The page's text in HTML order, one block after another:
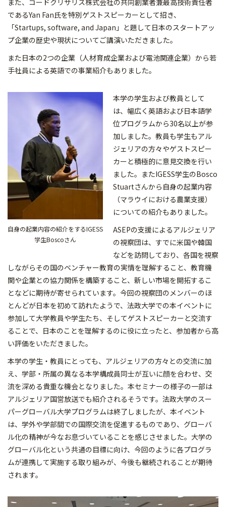
また、コードクリサリス株式会社の共同創業者兼最高技術責任者
であるYan Fan氏を特別ゲストスピーカーとして招き、
「Startups, software, and Japan」と題して日本のスタートアッ
プ企業の歴史や現状についてご講演いただきました。
また日本の2つの企業（人材育成企業および電池関連企業）から若
手社員による英語での事業紹介もありました。
自身の起業内容の紹介をするIGESS
学生Boscoさん
本学の学生および教員として
は、幅広く英語および日本語学
位プログラムから30名以上が参
加しました。教員も学生もアル
ジェリアの方々やゲストスピー
カーと積極的に意見交換を行い
ました。またIGESS学生のBosco
Stuartさんから自身の起業内容
（マラウイにおける農業支援）
についての紹介もありました。
ASEPの支援によるアルジェリア
の視察団は、すでに米国や韓国
などを訪問しており、各国を視察
しながらその国のベンチャー教育の実情を理解すること、教育機
関や企業との協力関係を構築すること、新しい市場を開拓するこ
となどに期待が寄せられています。今回の視察団のメンバーのほ
とんどが日本を初めて訪れたようで、法政大学での本イベントに
参加して大学教員や学生たち、そしてゲストスピーカーと交流す
ることで、日本のことを理解するのに役に立ったと、参加者から高
い評価をいただきました。
本学の学生・教員にとっても、アルジェリアの方々との交流に加
え、学部・所属の異なる本学構成員同士が互いに顔を合わせ、交
流を深める貴重な機会となりました。本セミナーの様子の一部は
アルジェリア国営放送でも紹介されるそうです。法政大学のスー
パーグローバル大学プログラムは終了しましたが、本イベント
は、学外や学部間での国際交流を促進するものであり、グローバ
ル化の精神が今なお息づいていることを感じさせました。大学の
グローバル化という共通の目標に向け、今回のように各プログラ
ムが連携して実施する取り組みが、今後も継続されることが期待
されます。